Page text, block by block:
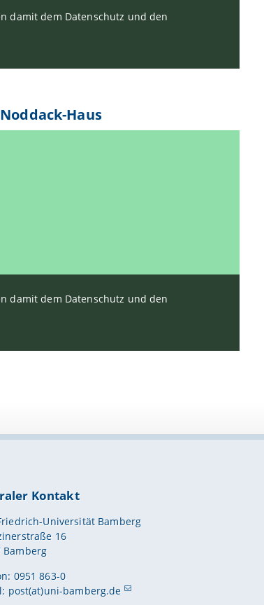
damit dem Datenschutz und den
Haus
damit dem Datenschutz und den
Kontakt
Universität Bamberg
16
Bamberg
0951 863-0
post(at)uni-bamberg.de